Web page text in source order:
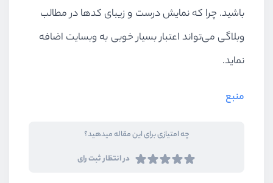
باشید. چرا که نمایش درست و زیبای کدها در مطالب
وبلاگی می‌تواند اعتبار بسیار خوبی به وبسایت اضافه
نماید.
منبع
چه امتیازی برای این مقاله میدهید؟
در انتظار ثبت رای